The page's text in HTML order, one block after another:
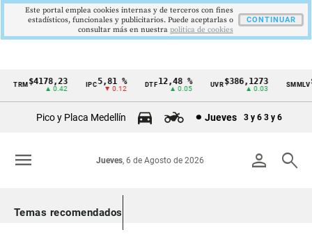
Cintillo
Colombia
TRM$4178,23
▲ 0.42
5,81 %
▼ 0.12
12,48 %
▲ 0.05
UVR$386,1273
▲ 0.03
SMMLV
Pico y Placa Medellín Jueves 3 y 6 3 y 6
person search
Jueves, 6 de Agosto de 2026
menu
Temas recomendados
Este portal emplea cookies internas y de terceros con fines
estadísticos, funcionales y publicitarios. Puede aceptarlas o
consultar más en nuestra politica de cookies
CONTINUAR